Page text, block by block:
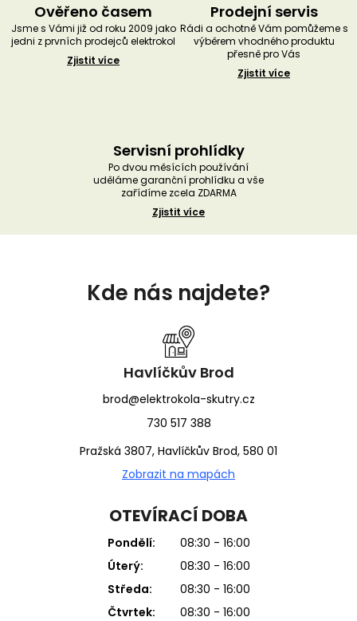
Ověřeno časem
Jsme s Vámi již od roku 2009 jako
jedni z prvních prodejců elektrokol
Zjistit více
Prodejní servis
Rádi a ochotně Vám pomůžeme s
výběrem vhodného produktu
přesně pro Vás
Zjistit více
Servisní prohlídky
Po dvou měsících používání
uděláme garanční prohlídku a vše
zařídíme zcela ZDARMA
Zjistit více
Kde nás najdete?
Havlíčkův Brod
brod@elektrokola-skutry.cz
730 517 388
Pražská 3807, Havlíčkův Brod, 580 01
Zobrazit na mapách
OTEVÍRACÍ DOBA
Pondělí:
08:30 - 16:00
Úterý:
08:30 - 16:00
Středa:
08:30 - 16:00
Čtvrtek:
08:30 - 16:00